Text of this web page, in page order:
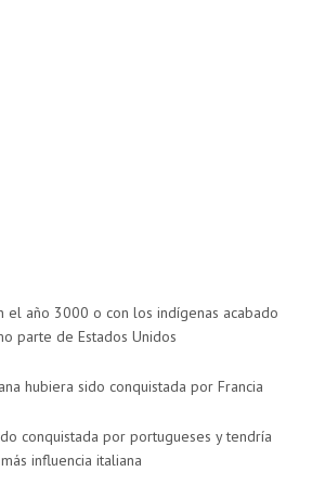
el año 3000 o con los indígenas acabado
parte de Estados Unidos
hubiera sido conquistada por Francia
conquistada por portugueses y tendría
más influencia italiana